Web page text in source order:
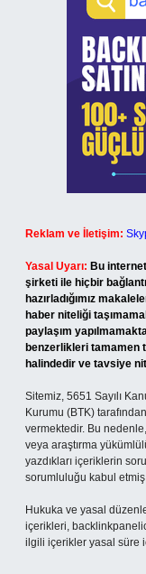
Reklam ve İletişim:
Yasal Uyarı: Bu
şirketi ile hiçbir
hazırladığımız
haber niteliği
paylaşım
benzerlikleri tamamen
halindedir ve tavsiye
Sitemiz, 5651 Sayılı
Kurumu (BTK)
vermektedir. Bu
veya araştırma
yazdıkları içeriklerin
sorumluluğu kabul etmiş
Hukuka ve yasal
içerikleri,
ilgili içerikler yasal süre